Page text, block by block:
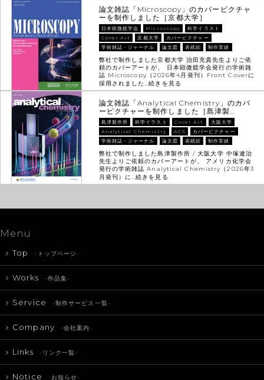
論文雑誌「Microscopy」のカバーピクチャ
ーを制作しました［京都大学］
日本顕微鏡学会 Microscopy
科学イラスト
Cover Art
京都大学
カバーピクチャー
学術雑誌・ジャーナル
論文図 表紙絵 制作実績
弊社で制作しました京都大学 治田充貴先生よりご依
頼のカバーアートが、 日本顕微鏡学会発行の学術雑
誌 Microscopy（2026年4月発刊）Front Coverに
採用されました…続きを見る
論文雑誌「Analytical Chemistry」のカバ
ーピクチャーを制作しました［島津製…
島津製作所 科学イラスト Cover Art
大阪大学
Analytical Chemistry
ACS
カバーピクチャー
学術雑誌・ジャーナル
論文図 表紙絵 制作実績
弊社で制作しました島津製作所 / 大阪大学 中塚遼治
先生よりご依頼のカバーアートが、 アメリカ化学会
発行の学術雑誌 Analytical Chemistry（2026年3
月発刊）に…続きを見る
Menu
Top -トップページ-
Works -作品集-
Service -制作サービス一覧-
Company -会社案内-
Links -リンク一覧-
Notice -お知らせ-